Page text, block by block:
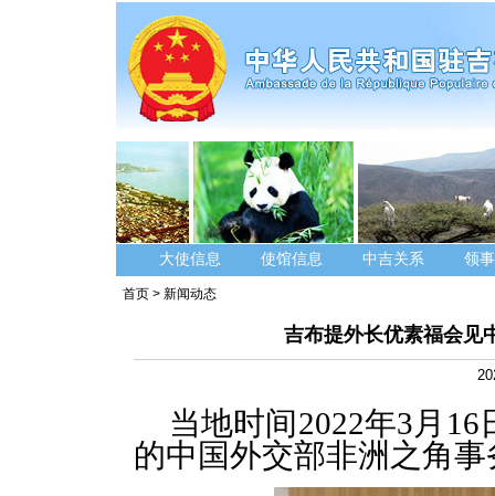
大使信息 使馆信息 中吉关系 领
首页 > 新闻动态
吉布提外长优素福会见
当地时间2022年3月
的中国外交部非洲之角